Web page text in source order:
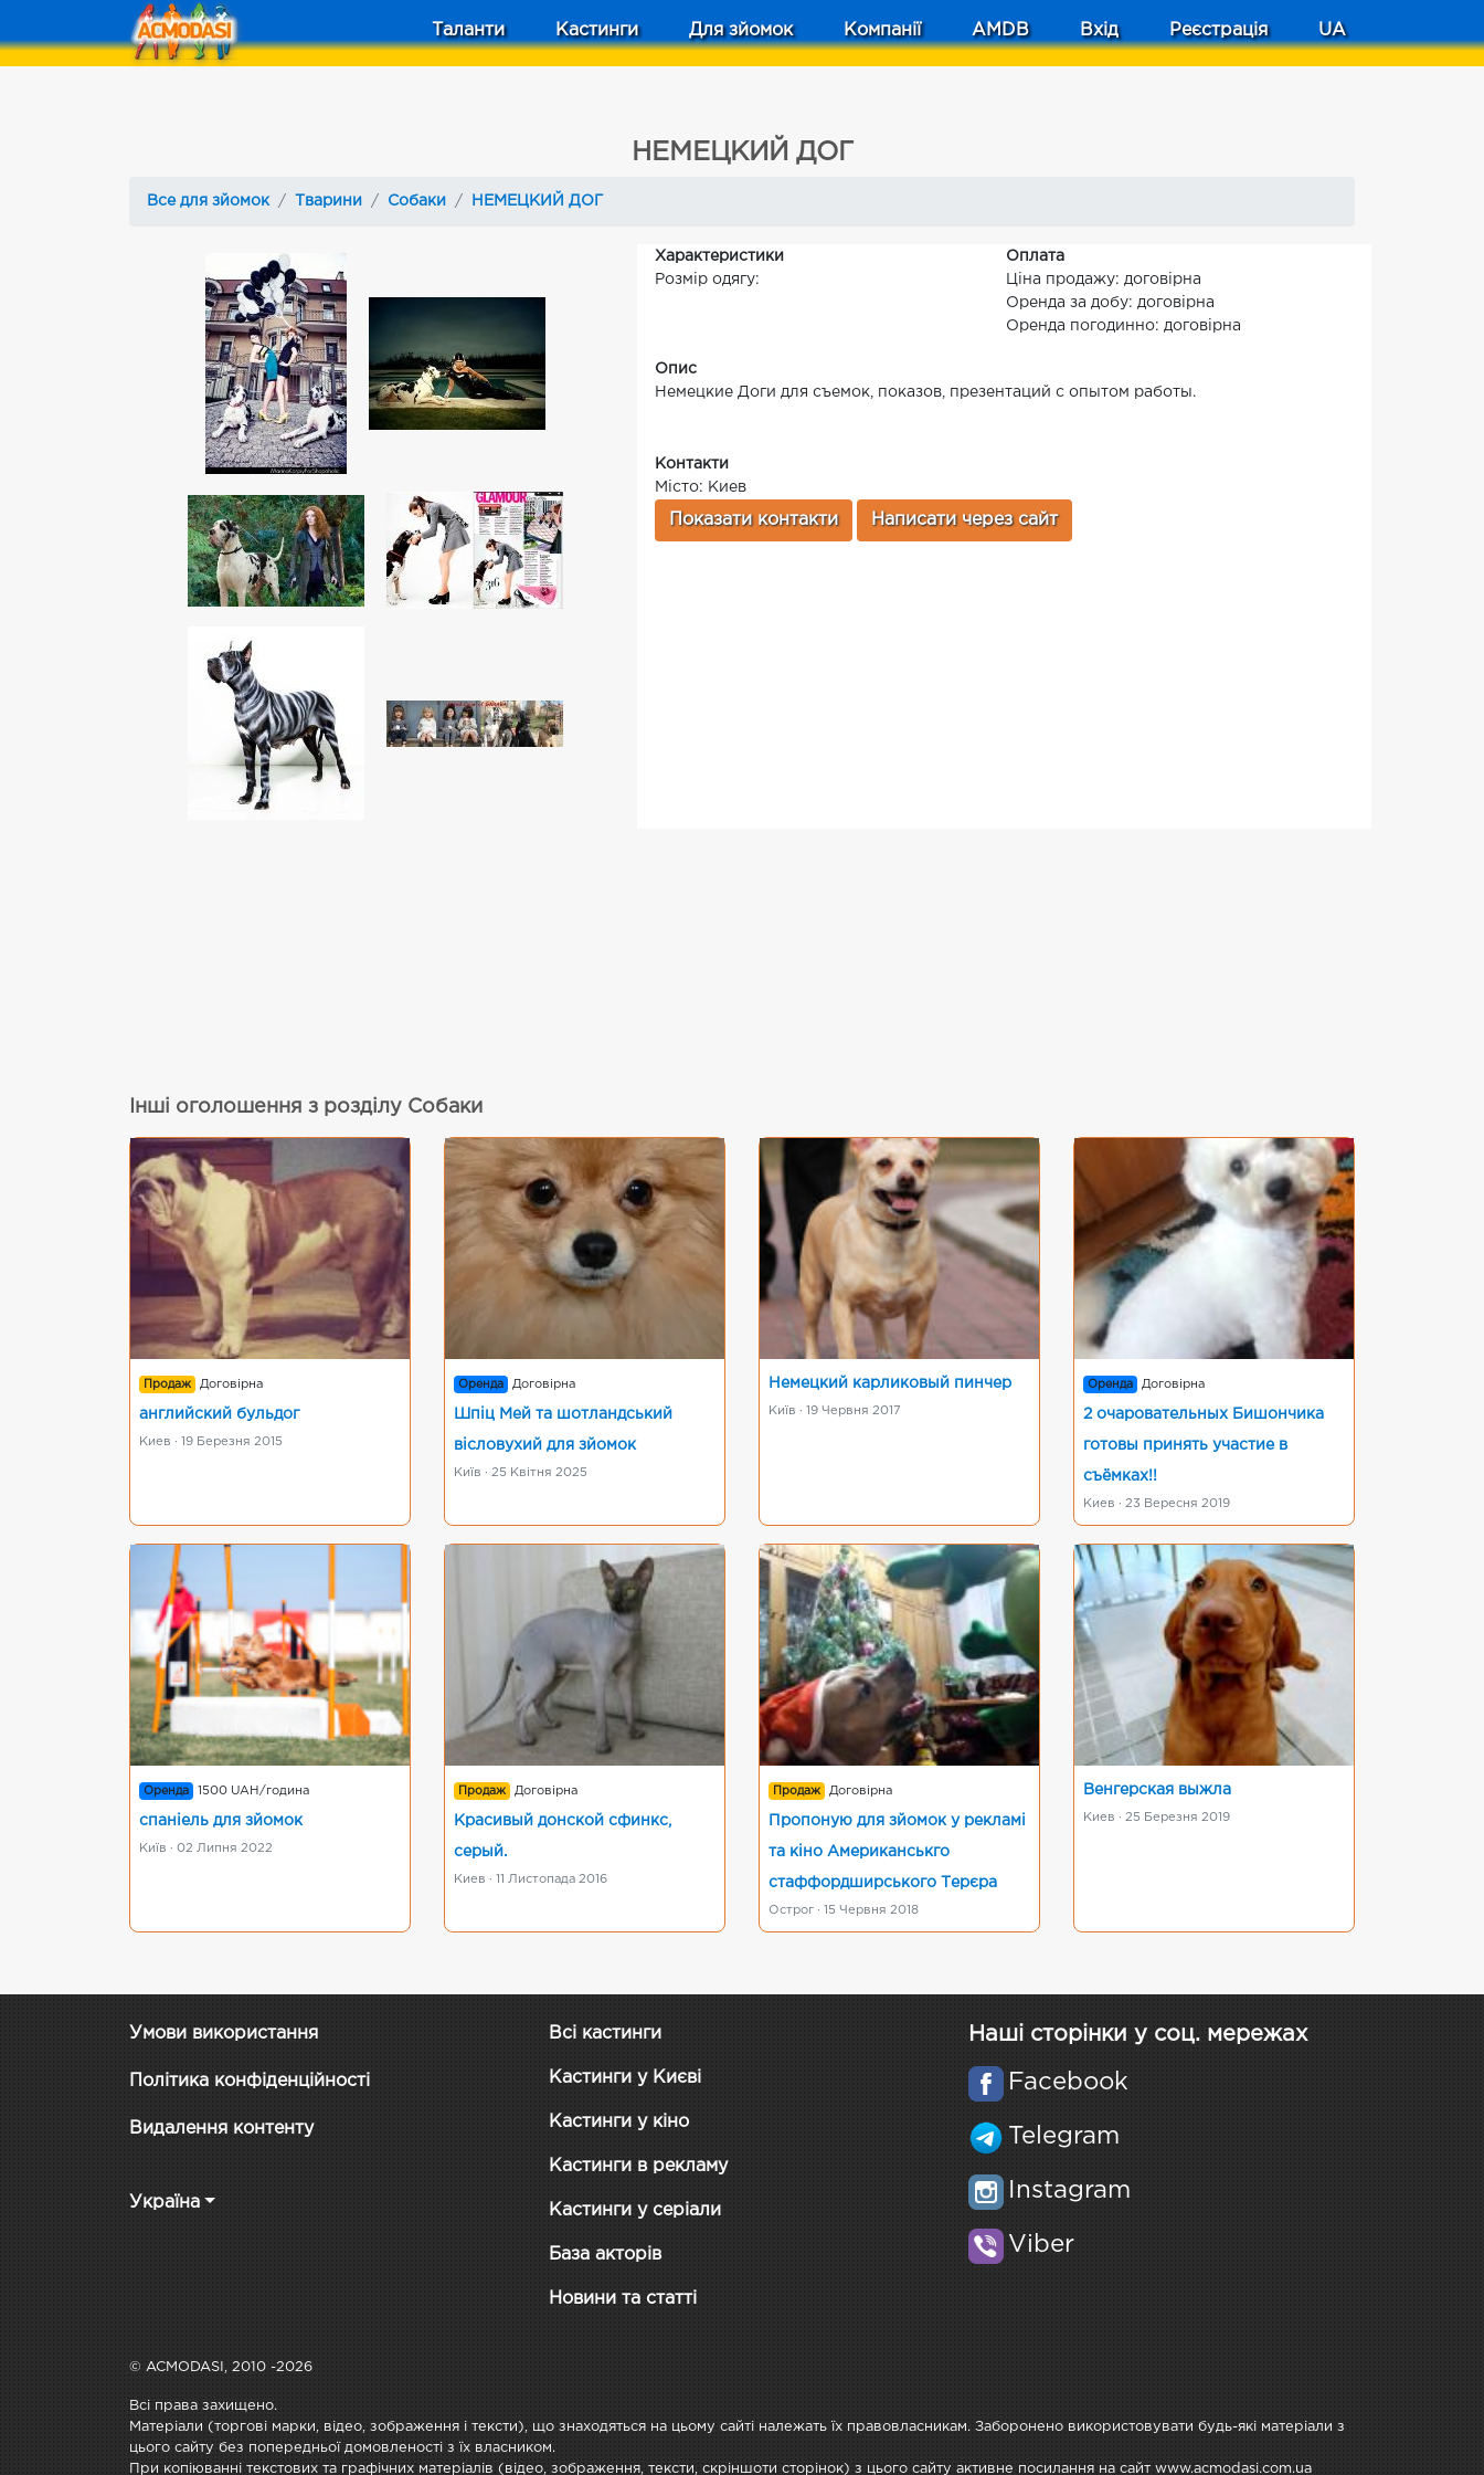
Таланти Кастинги Для зйомок Компанії AMDB Вхід Реєстрація UA
НЕМЕЦКИЙ ДОГ
Все для зйомок Тварини Собаки НЕМЕЦКИЙ ДОГ
Характеристики
Розмір одягу:
Оплата
Ціна продажу: договірна
Оренда за добу: договірна
Оренда погодинно: договірна
Опис
Немецкие Доги для съемок, показов, презентаций с опытом работы.
Контакти
Місто: Киев
Показати контакти Написати через сайт
Інші оголошення з розділу Собаки
Продаж Договірна
английский бульдог
Киев · 19 Березня 2015
Оренда Договірна
Шпіц Мей та шотландський
вісловухий для зйомок
Київ · 25 Квітня 2025
Немецкий карликовый пинчер
Київ · 19 Червня 2017
Оренда Договірна
2 очаровательных Бишончика
готовы принять участие в
съёмках!!
Киев · 23 Вересня 2019
Оренда 1500 UAH/година
спаніель для зйомок
Київ · 02 Липня 2022
Продаж Договірна
Красивый донской сфинкс,
серый.
Киев · 11 Листопада 2016
Продаж Договірна
Пропоную для зйомок у рекламі
та кіно Американськго
стаффордширського Терєра
Острог · 15 Червня 2018
Венгерская выжла
Киев · 25 Березня 2019
Умови використання
Політика конфіденційності
Видалення контенту
Україна
Всі кастинги
Кастинги у Києві
Кастинги у кіно
Кастинги в рекламу
Кастинги у серіали
База акторів
Новини та статті
Наші сторінки у соц. мережах
Facebook
Telegram
Instagram
Viber
© ACMODASI, 2010 -2026
Всі права захищено.
Матеріали (торгові марки, відео, зображення і тексти), що знаходяться на цьому сайті належать їх правовласникам. Заборонено використовувати будь-які матеріали з
цього сайту без попередньої домовленості з їх власником.
При копіюванні текстових та графічних матеріалів (відео, зображення, тексти, скріншоти сторінок) з цього сайту активне посилання на сайт www.acmodasi.com.ua